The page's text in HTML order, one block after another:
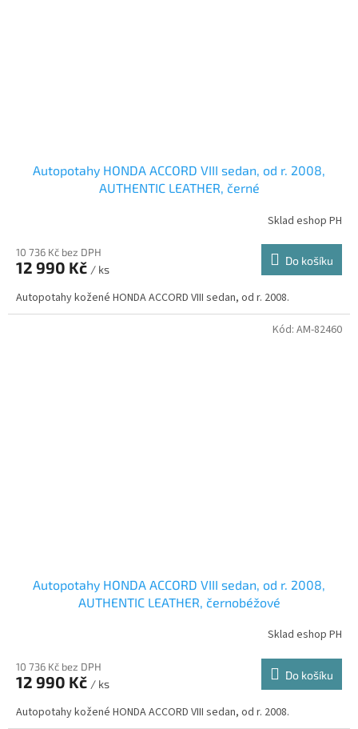
Autopotahy HONDA ACCORD VIII sedan, od r. 2008,
AUTHENTIC LEATHER, černé
Sklad eshop PH
10 736 Kč bez DPH
12 990 Kč / ks
Do košíku
Autopotahy kožené HONDA ACCORD VIII sedan, od r. 2008.
Autopotahy HONDA ACCORD VIII sedan, od r. 2008,
AUTHENTIC LEATHER, černobéžové
Sklad eshop PH
10 736 Kč bez DPH
12 990 Kč / ks
Do košíku
Autopotahy kožené HONDA ACCORD VIII sedan, od r. 2008.
Kód: AM-82460